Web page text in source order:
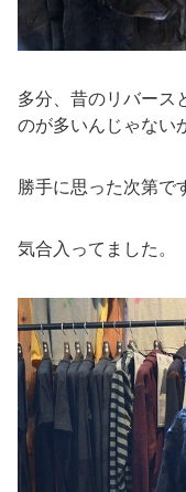
多分、昔のリバース
のが多いんじゃない
勝手に思った次第で
気合入ってました。